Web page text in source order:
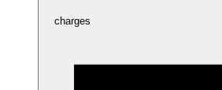
charges